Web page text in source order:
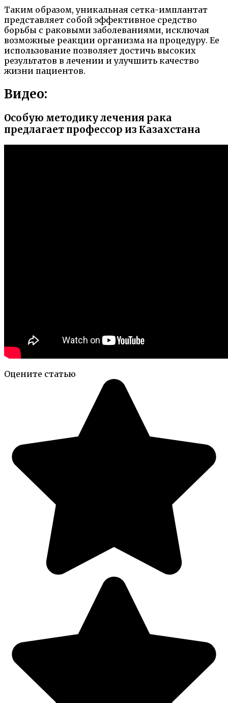
Таким образом, уникальная сетка-имплантат
представляет собой эффективное средство
борьбы с раковыми заболеваниями, исключая
возможные реакции организма на процедуру. Ее
использование позволяет достичь высоких
результатов в лечении и улучшить качество
жизни пациентов.
Видео:
Особую методику лечения рака
предлагает профессор из Казахстана
Оцените статью